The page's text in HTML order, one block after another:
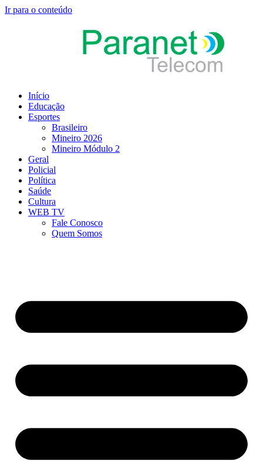
Ir para o conteúdo
Início
Educação
Esportes
Brasileiro
Mineiro 2026
Mineiro Módulo 2
Geral
Policial
Política
Saúde
Cultura
WEB TV
Fale Conosco
Quem Somos